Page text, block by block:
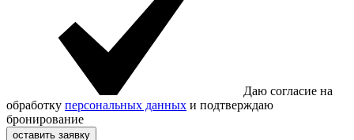
Даю согласие на
обработку персональных данных и подтверждаю
бронирование
оставить заявку